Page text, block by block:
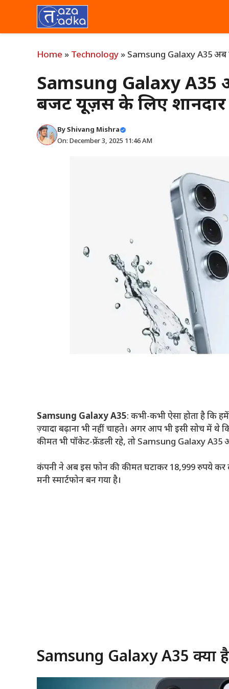
content
Home » Technology » Samsung Galaxy A35 अब
Samsung Galaxy A35
बजट यूज़र्स के लिए
ByShivang Mishra
On: December 3, 2025 11:46 AM
Samsung Galaxy A35: कभी-कभी ऐसा होता है कि
ज़्यादा बढ़ाना भी नहीं चाहते। अगर आप भी इसी सोच में थे
कीमत भी पॉकेट-फ्रेंडली रहे, तो Samsung Galaxy
कंपनी ने अब इस फोन की कीमत घटाकर 18,999 रुपये
मनी स्मार्टफोन बन गया है।
Samsung Galaxy A35 क्यों